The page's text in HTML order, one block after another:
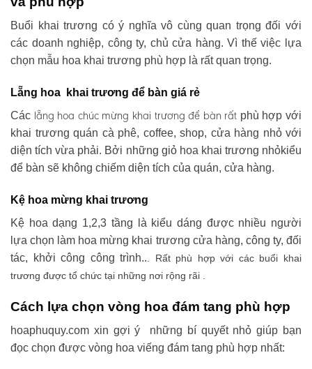
Buổi khai trương có ý nghĩa vô cùng quan trọng đối với
các doanh nghiệp, công ty, chủ cửa hàng. Vì thế việc lựa
chọn mẫu hoa khai trương phù hợp là rất quan trọng.
Lẵng hoa khai trương để bàn giá rẻ
Các lẵng hoa chúc mừng khai trương để bàn rất phù hợp với
khai trương quán cà phê, coffee, shop, cửa hàng nhỏ với
diện tích vừa phải. Bởi những giỏ hoa khai trương nhỏkiểu
để bàn sẽ không chiếm diện tích của quán, cửa hàng.
Kệ hoa mừng khai trương
Kệ hoa dạng 1,2,3 tầng là kiểu dáng được nhiều người
lựa chọn làm hoa mừng khai trương cửa hàng, công ty, đối
tác, khởi công công trình.. . Rất phù hợp với các buổi khai
trương được tổ chức tại những nơi rộng rãi .
Cách lựa chọn vòng hoa đám tang phù hợp
hoaphuquy.com xin gợi ý những bí quyết nhỏ giúp bạn
đọc chọn được vòng hoa viếng đám tang phù hợp nhất: